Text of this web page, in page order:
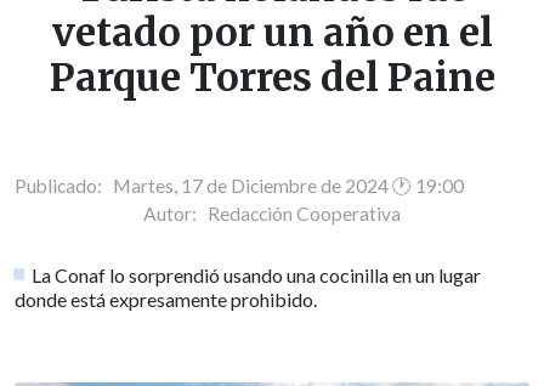
vetado por un año en el
Parque Torres del Paine
Publicado: Martes, 17 de Diciembre de 2024 🕐 19:00
Autor: Redacción Cooperativa
La Conaf lo sorprendió usando una cocinilla en un lugar
donde está expresamente prohibido.